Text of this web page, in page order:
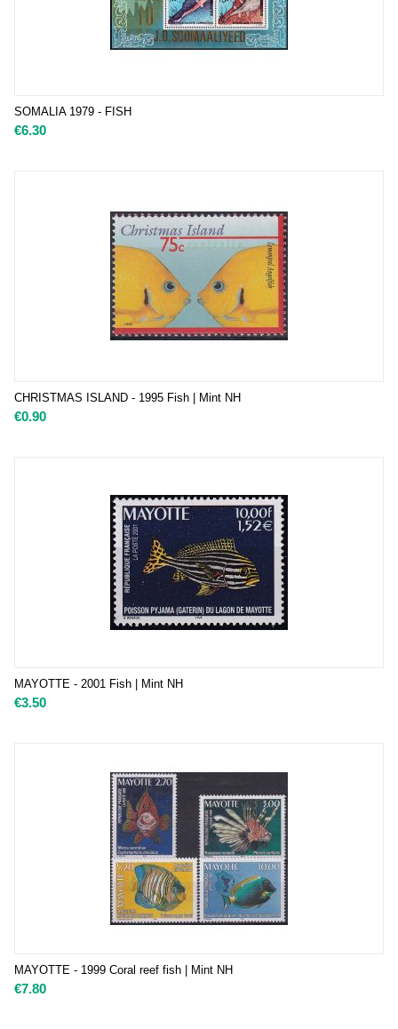
SOMALIA 1979 - FISH
€6.30
CHRISTMAS ISLAND - 1995 Fish | Mint NH
€0.90
MAYOTTE - 2001 Fish | Mint NH
€3.50
MAYOTTE - 1999 Coral reef fish | Mint NH
€7.80